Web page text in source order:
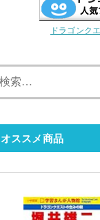
ドラゴンク
オススメ商品